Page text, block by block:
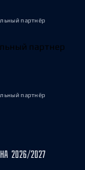
партнёр
партнёр
2026/2027